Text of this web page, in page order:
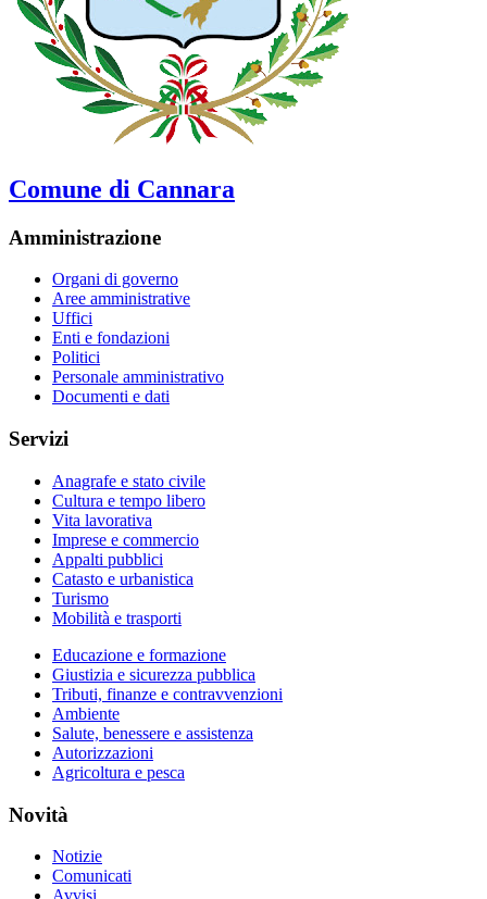
Comune di Cannara
Amministrazione
Organi di governo
Aree amministrative
Uffici
Enti e fondazioni
Politici
Personale amministrativo
Documenti e dati
Servizi
Anagrafe e stato civile
Cultura e tempo libero
Vita lavorativa
Imprese e commercio
Appalti pubblici
Catasto e urbanistica
Turismo
Mobilità e trasporti
Educazione e formazione
Giustizia e sicurezza pubblica
Tributi, finanze e contravvenzioni
Ambiente
Salute, benessere e assistenza
Autorizzazioni
Agricoltura e pesca
Novità
Notizie
Comunicati